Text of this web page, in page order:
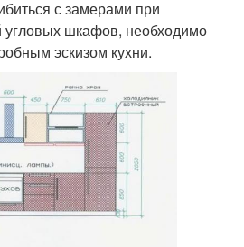
с замерами при
угловых шкафов, необходимо
эскизом кухни.